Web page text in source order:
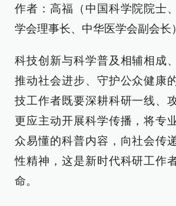
作者：高福（中国科学院院士
学会理事长、中华医学会副会长）
科技创新与科学普及相辅相成
推动社会进步、守护公众健康
技工作者既要深耕科研一线、
更应主动开展科学传播，将专
众易懂的科普内容，向社会传
性精神，这是新时代科研工作
命。